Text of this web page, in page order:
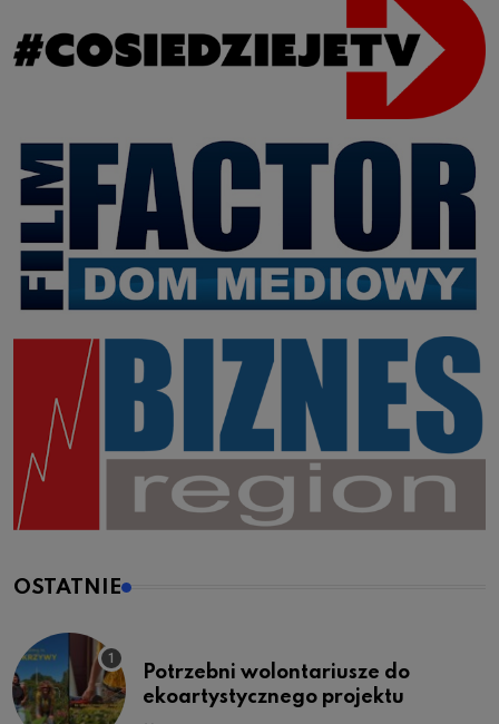
OSTATNIE
Potrzebni wolontariusze do
ekoartystycznego projektu